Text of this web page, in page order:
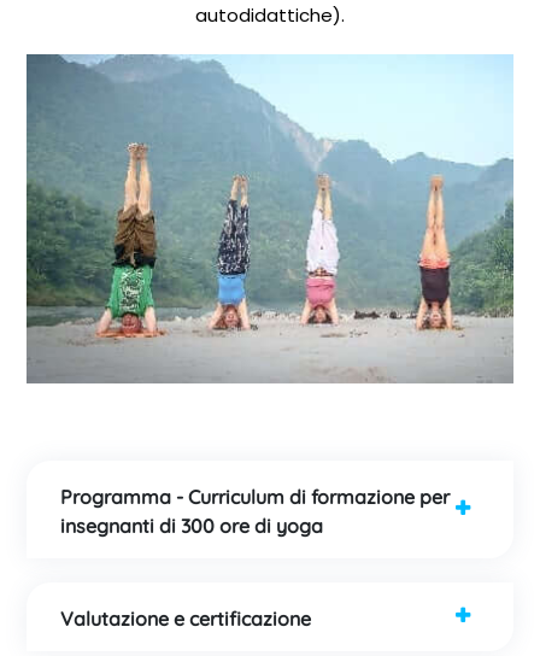
autodidattiche).
Programma - Curriculum di formazione per
insegnanti di 300 ore di yoga
Valutazione e certificazione